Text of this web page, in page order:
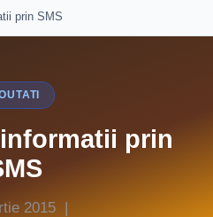
prin SMS
prin
2015 |